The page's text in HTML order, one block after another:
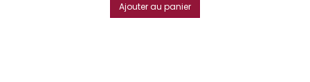
Ajouter au panier